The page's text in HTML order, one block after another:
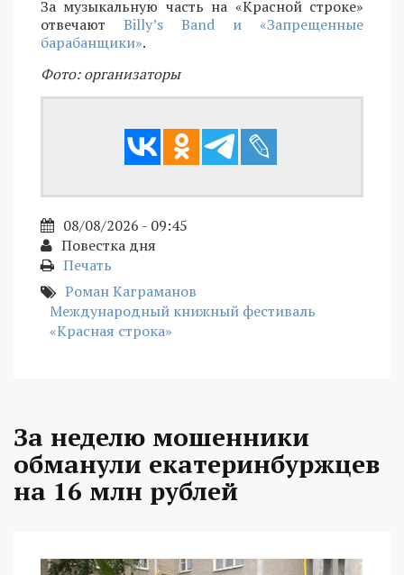
За музыкальную часть на «Красной строке»
отвечают Billy’s Band и «Запрещенные
барабанщики».
Фото: организаторы
08/08/2026 - 09:45
Повестка дня
Печать
Роман Каграманов
Международный книжный фестиваль
«Красная строка»
За неделю мошенники
обманули екатеринбуржцев
на 16 млн рублей